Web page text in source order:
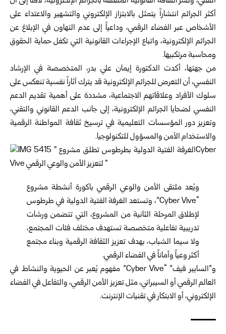
أكثر الجرائم انتشاراً يتمثل ‏بالابتزاز الإلكتروني والتشهير والاعتداء على
الأشخاص عبر الفضاء الرقمي، وداعياً إلى ‏عدم التهاون في الإبلاغ عن
الجرائم الإلكترونية، واتباع الإجراءات القانونية التي تكفل ‏حماية الحقوق
ومحاسبة مرتكبيها.‏
من جهتها، أكدت الدكتورة إيمان علي بدر، المتخصصة في الإرشاد
النفسي، أن التعرض ‏للجرائم الإلكترونية قد يترك آثاراً نفسية تنعكس على
سلوك الأفراد وعلاقاتهم ‏الاجتماعية، مشددة على أهمية تقديم الدعم
النفسي لضحايا الجرائم الإلكترونية، إلى جانب ‏الدعم القانوني والتقني،
وتعزيز دور المؤسسات التعليمية في ترسيخ ثقافة المواطنة ‏الرقمية
والاستخدام الآمن والمسؤول للتكنولوجيا.‏
ويُعد ملتقى الأمن والوعي الرقمي باكورة أنشطة مشروع
“‏Cyber Vive”، وتستعد ‏الغرفة الفتية الدولية في طرطوس
لإطلاق المرحلة الثانية من المشروع، التي تتضمن ‏ورشات
تدريبية تفاعلية متخصصة تستهدف مختلف فئات المجتمع،
ولا سيما الشباب، ‏بهدف تعزيز الثقافة الرقمية وبناء مجتمع
أكثر وعياً وأماناً في الفضاء الرقمي.‏
و”السايبر فيف” “‏Cyber Vive‏” مفهوم يُعبر عن الحيوية والنشاط في
العالم الرقمي ‏أو السيبراني، مثل تعزيز الأمن الرقمي، والتفاعل في الفضاء
الإلكتروني، أو الابتكار في ‏تقنيات الإنترنت.‏